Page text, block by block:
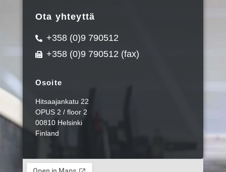
Ota yhteyttä
+358 (0)9 790512
+358 (0)9 790512 (fax)
Osoite
Hitsaajankatu 22
OPUS 2 / floor 2
00810 Helsinki
Finland